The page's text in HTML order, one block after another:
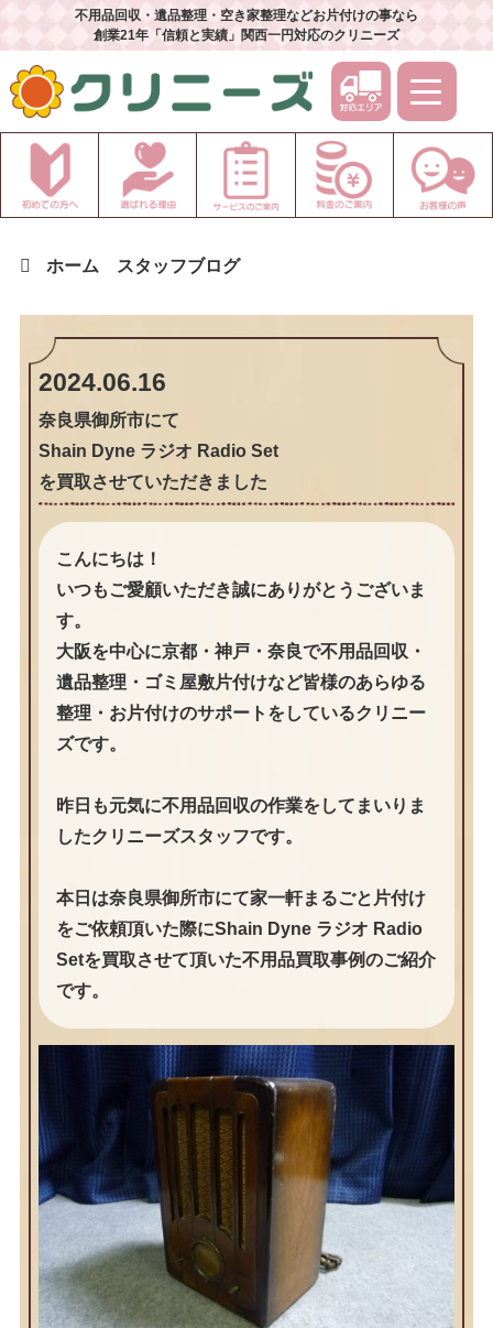
不用品回収・遺品整理・空き家整理などお片付けの事なら
創業21年「信頼と実績」関西一円対応のクリニーズ
ホーム スタッフブログ
2024.06.16
奈良県御所市にて
Shain Dyne ラジオ Radio Set
を買取させていただきました
こんにちは！
いつもご愛顧いただき誠にありがとうございま
す。
大阪を中心に京都・神戸・奈良で不用品回収・
遺品整理・ゴミ屋敷片付けなど皆様のあらゆる
整理・お片付けのサポートをしているクリニー
ズです。
昨日も元気に不用品回収の作業をしてまいりま
したクリニーズスタッフです。
本日は奈良県御所市にて家一軒まるごと片付け
をご依頼頂いた際にShain Dyne ラジオ Radio
Setを買取させて頂いた不用品買取事例のご紹介
です。